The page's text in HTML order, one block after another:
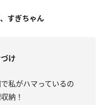
すぎちゃん
け
私がハマっているの
納！